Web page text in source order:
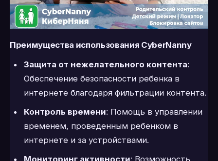
Преимущества использования CyberNanny
Защита от нежелательного контента:
Обеспечение безопасности ребенка в
интернете благодаря фильтрации контента.
Контроль времени: Помощь в управлении
временем, проведенным ребенком в
интернете и за устройствами.